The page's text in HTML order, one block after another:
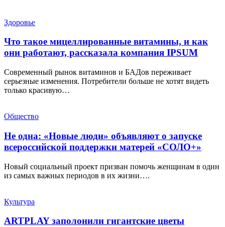
Здоровье
Что такое мицеллированные витамины, и как
они работают, рассказала компания IPSUM
Современный рынок витаминов и БАДов переживает
серьезные изменения. Потребители больше не хотят видеть
только красивую…
Общество
Не одна: «Новые люди» объявляют о запуске
всероссийской поддержки матерей «СОЛО+»
Новый социальный проект призван помочь женщинам в один
из самых важных периодов в их жизни….
Культура
ARTPLAY заполонили гигантские цветы